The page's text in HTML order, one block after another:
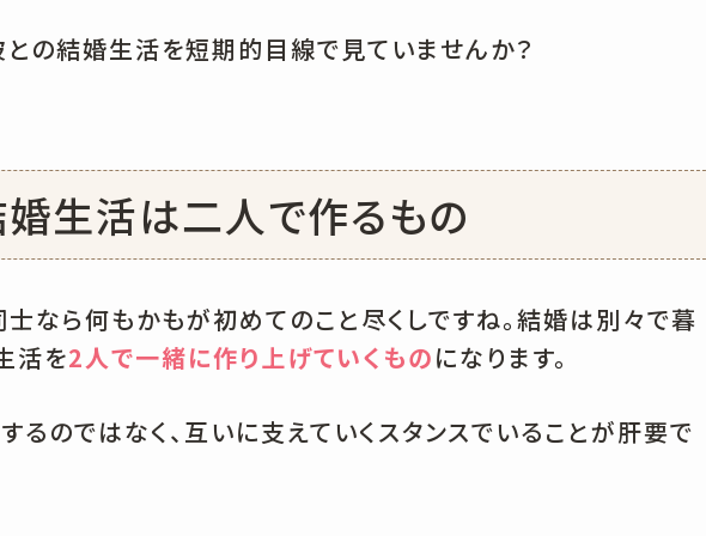
との結婚生活を短期的目線で見ていませんか？
生活は二人で作るもの
なら何もかもが初めてのこと尽くしですね。結婚は別々で暮
活を2人で一緒に作り上げていくものになります。
るのではなく、互いに支えていくスタンスでいることが肝要で